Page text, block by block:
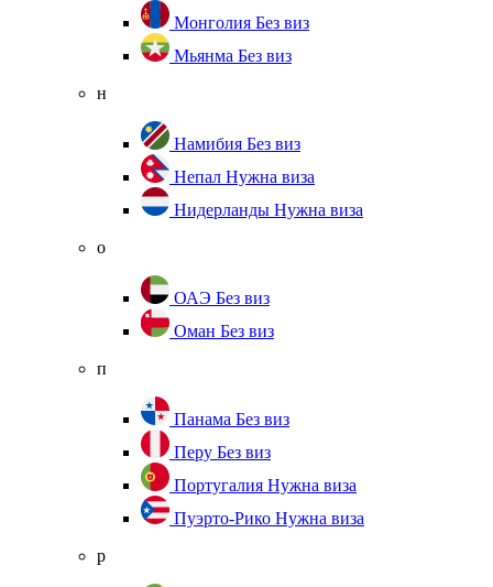
Монголия Без виз
Мьянма Без виз
н
Намибия Без виз
Непал Нужна виза
Нидерланды Нужна виза
о
ОАЭ Без виз
Оман Без виз
п
Панама Без виз
Перу Без виз
Португалия Нужна виза
Пуэрто-Рико Нужна виза
р